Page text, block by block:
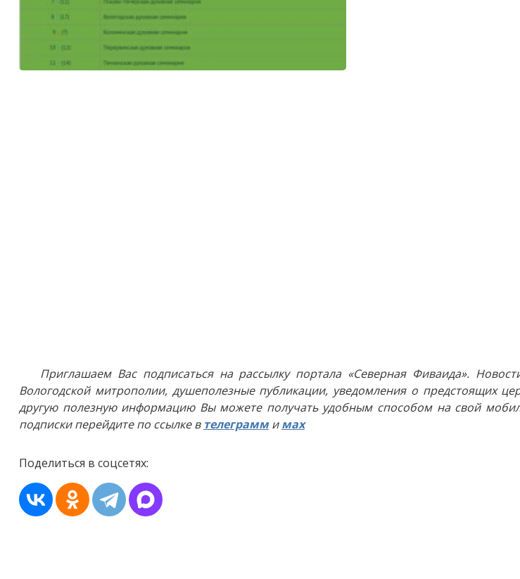
Приглашаем Вас подписаться на рассылку портала «Северная Фиваида».
Вологодской митрополии, душеполезные публикации, уведомления о предстоящих
другую полезную информацию Вы можете получать удобным способом на свой
подписки перейдите по ссылке в телеграммимах
Поделиться в соцсетях: